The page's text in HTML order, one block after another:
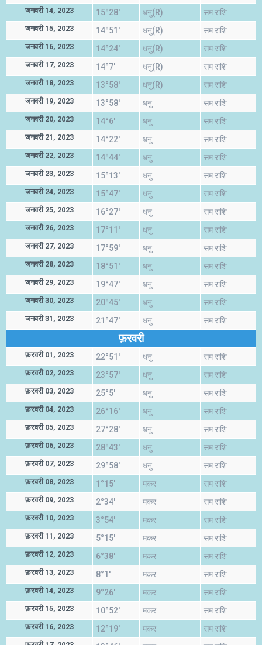
जनवरी 14, 2023 15°28' धनु(R) सम राशि
जनवरी 15, 2023 14°51' धनु(R) सम राशि
जनवरी 16, 2023 14°24' धनु(R) सम राशि
जनवरी 17, 2023 14°7' धनु(R) सम राशि
जनवरी 18, 2023 13°58' धनु(R) सम राशि
जनवरी 19, 2023 13°58' धनु सम राशि
जनवरी 20, 2023 14°6' धनु सम राशि
जनवरी 21, 2023 14°22' धनु सम राशि
जनवरी 22, 2023 14°44' धनु सम राशि
जनवरी 23, 2023 15°13' धनु सम राशि
जनवरी 24, 2023 15°47' धनु सम राशि
जनवरी 25, 2023 16°27' धनु सम राशि
जनवरी 26, 2023 17°11' धनु सम राशि
जनवरी 27, 2023 17°59' धनु सम राशि
जनवरी 28, 2023 18°51' धनु सम राशि
जनवरी 29, 2023 19°47' धनु सम राशि
जनवरी 30, 2023 20°45' धनु सम राशि
जनवरी 31, 2023 21°47' धनु सम राशि
फ़रवरी
फ़रवरी 01, 2023 22°51' धनु सम राशि
फ़रवरी 02, 2023 23°57' धनु सम राशि
फ़रवरी 03, 2023 25°5' धनु सम राशि
फ़रवरी 04, 2023 26°16' धनु सम राशि
फ़रवरी 05, 2023 27°28' धनु सम राशि
फ़रवरी 06, 2023 28°43' धनु सम राशि
फ़रवरी 07, 2023 29°58' धनु सम राशि
फ़रवरी 08, 2023 1°15' मकर सम राशि
फ़रवरी 09, 2023 2°34' मकर सम राशि
फ़रवरी 10, 2023 3°54' मकर सम राशि
फ़रवरी 11, 2023 5°15' मकर सम राशि
फ़रवरी 12, 2023 6°38' मकर सम राशि
फ़रवरी 13, 2023 8°1' मकर सम राशि
फ़रवरी 14, 2023 9°26' मकर सम राशि
फ़रवरी 15, 2023 10°52' मकर सम राशि
फ़रवरी 16, 2023 12°19' मकर सम राशि